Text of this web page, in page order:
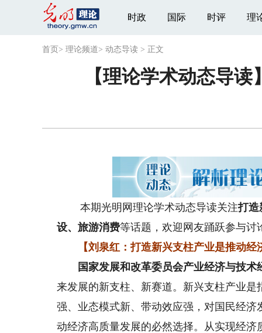
时政 国际 时评 理
首页 > 理论频道> 动态导读 > 正文
【理论学术动态导
本期光明网理论学术动态导读关注打造
设、旅游消费等话题，欢迎网友踊跃参与讨
【刘泉红：打造新兴支柱产业是推动
国家发展和改革委员会产业经济与技
来发展的新支柱、新赛道。新兴支柱产业
强、业态模式新、带动效应强，对国民经
动经济高质量发展的必然选择。从实现经